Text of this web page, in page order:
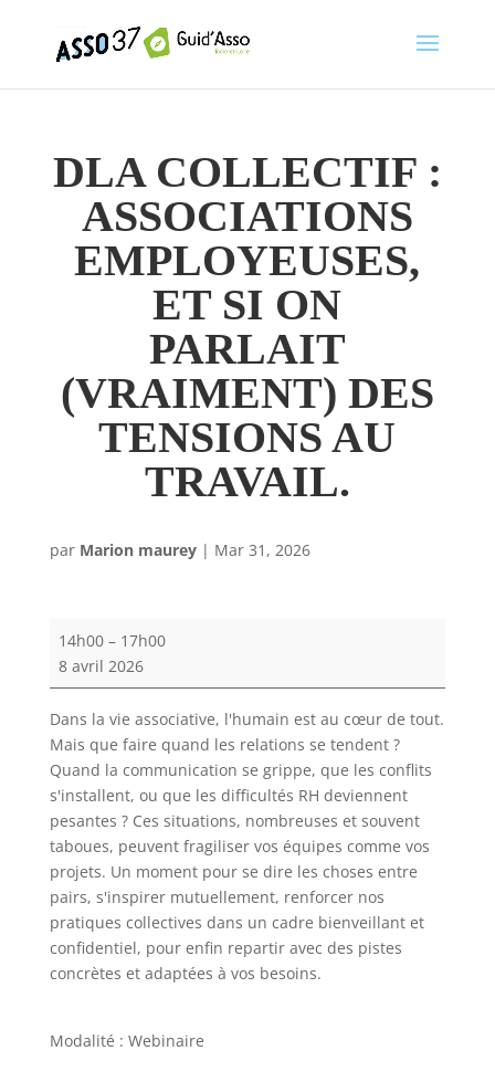
DLA COLLECTIF :
ASSOCIATIONS
EMPLOYEUSES,
ET SI ON
PARLAIT
(VRAIMENT) DES
TENSIONS AU
TRAVAIL.
par Marion maurey| Mar 31, 2026
DLA
collectif
employeuses,
et
si
on
parlait
(vraiment)
des
tensions
au
travail.
14h00 – 17h00
8 avril 2026
Dans la vie associative, l'humain est au cœur de tout.
Mais que faire quand les relations se tendent ?
Quand la communication se grippe, que les conflits
s'installent, ou que les difficultés RH deviennent
pesantes ? Ces situations, nombreuses et souvent
taboues, peuvent fragiliser vos équipes comme vos
projets. Un moment pour se dire les choses entre
pairs, s'inspirer mutuellement, renforcer nos
pratiques collectives dans un cadre bienveillant et
confidentiel, pour enfin repartir avec des pistes
concrètes et adaptées à vos besoins.
Modalité : Webinaire